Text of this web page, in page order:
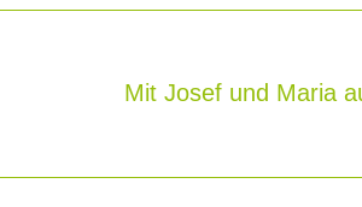
Mit Josef und Maria